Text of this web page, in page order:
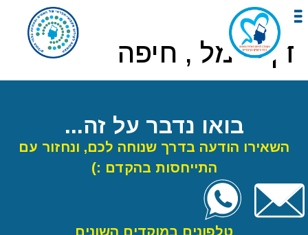
לתוכן
דן כרמל , חיפה
בואו נדבר על זה...
השאירו הודעה בדרך שנוחה לכם, ונחזור עם
התייחסות בהקדם :)
טלפונים במוקדים השונים